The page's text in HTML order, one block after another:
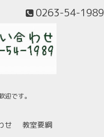
0263-54-1989
です。
せ 教室要綱